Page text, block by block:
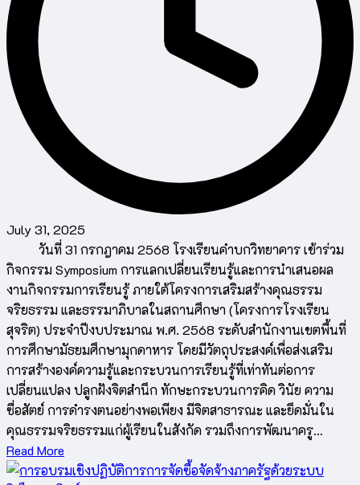
July 31, 2025
วันที่ 31 กรกฎาคม 2568 โรงเรียนคำบกวิทยาคาร เข้าร่วม
กิจกรรม Symposium การแลกเปลี่ยนเรียนรู้และการนำเสนอผล
งานกิจกรรมการเรียนรู้ ภายใต้โครงการเสริมสร้างคุณธรรม
จริยธรรม และธรรมาภิบาลในสถานศึกษา (โครงการโรงเรียน
สุจริต) ประจำปีงบประมาณ พ.ศ. 2568 ระดับสำนักงานเขตพื้นที่
การศึกษามัธยมศึกษามุกดาหาร โดยมีวัตถุประสงค์เพื่อส่งเสริม
การสร้างองค์ความรู้และกระบวนการเรียนรู้ที่เท่าทันต่อการ
เปลี่ยนแปลง ปลูกฝังจิตสำนึก ทักษะกระบวนการคิด วินัย ความ
ซื่อสัตย์ การดำรงตนอย่างพอเพียง มีจิตสาธารณะ และยึดมั่นใน
คุณธรรมจริยธรรมแก่ผู้เรียนในสังกัด รวมถึงการพัฒนาครู…
Read More